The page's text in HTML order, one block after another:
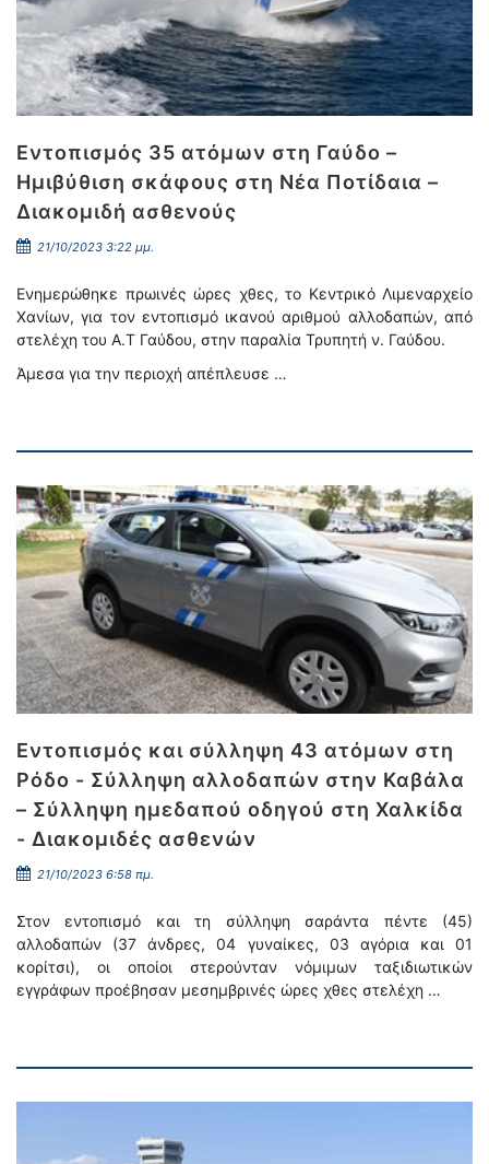
Εντοπισμός 35 ατόμων στη Γαύδο –
Ημιβύθιση σκάφους στη Νέα Ποτίδαια –
Διακομιδή ασθενούς
21/10/2023 3:22 μμ.
Ενημερώθηκε πρωινές ώρες χθες, το Κεντρικό Λιμεναρχείο
Χανίων, για τον εντοπισμό ικανού αριθμού αλλοδαπών, από
στελέχη του Α.Τ Γαύδου, στην παραλία Τρυπητή ν. Γαύδου.
Άμεσα για την περιοχή απέπλευσε …
Εντοπισμός και σύλληψη 43 ατόμων στη
Ρόδο - Σύλληψη αλλοδαπών στην Καβάλα
– Σύλληψη ημεδαπού οδηγού στη Χαλκίδα
- Διακομιδές ασθενών
21/10/2023 6:58 πμ.
Στον εντοπισμό και τη σύλληψη σαράντα πέντε (45)
αλλοδαπών (37 άνδρες, 04 γυναίκες, 03 αγόρια και 01
κορίτσι), οι οποίοι στερούνταν νόμιμων ταξιδιωτικών
εγγράφων προέβησαν μεσημβρινές ώρες χθες στελέχη …